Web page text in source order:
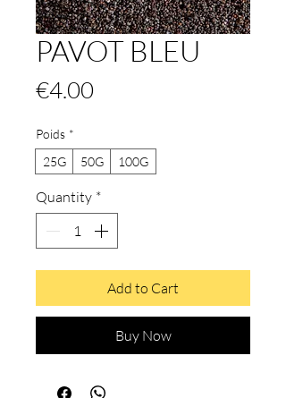
PAVOT BLEU
€4.00Price
Poids *
25G
50G 100G
Quantity *
Add to Cart
Buy Now